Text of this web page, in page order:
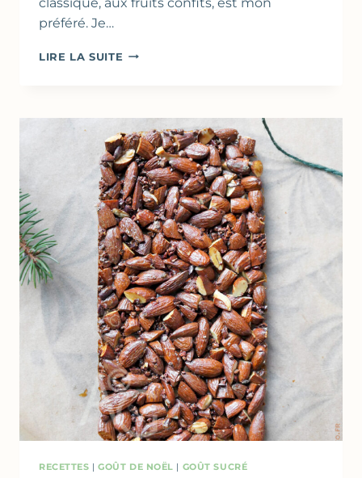
préféré. Je…
LIRE LA SUITE GALETTE
AMANDES
&
SIROP
D’ÉRABLE
–
EN
FEUILLES
DE
FILO
RECETTES |GOÛT DE NOËL | GOÛT SUCRÉ